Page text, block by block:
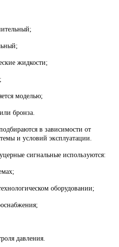
жидкости;
моделью;
бронза.
в зависимости от
и условий эксплуатации.
сигнальные используются:
оборудовании;
давления.